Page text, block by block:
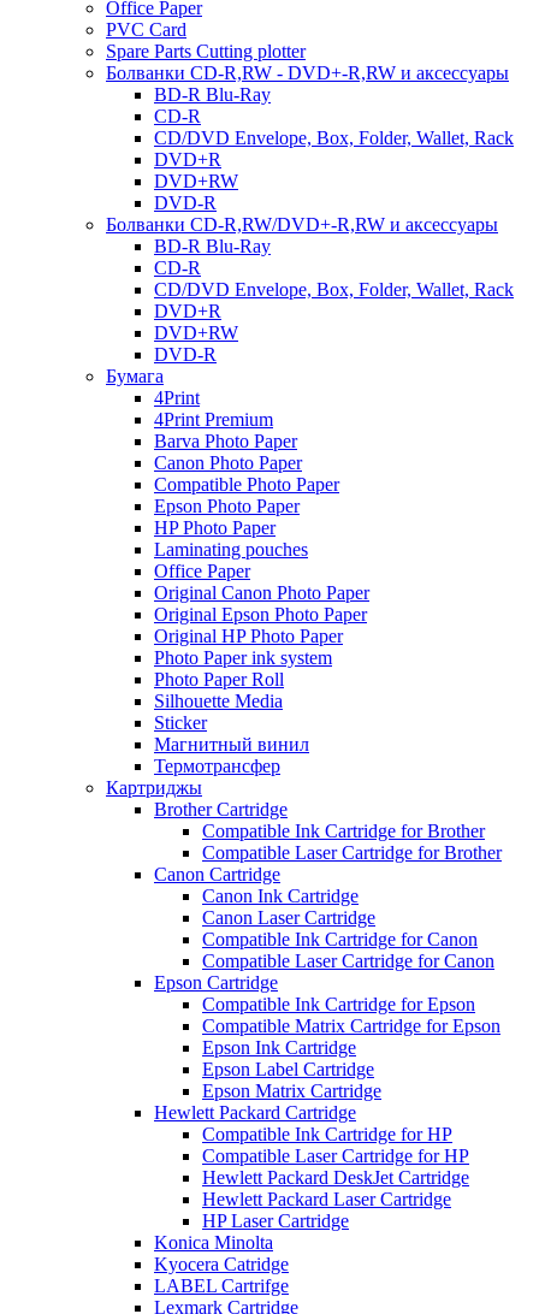
Office Paper
PVC Card
Spare Parts Cutting plotter
Болванки CD-R,RW - DVD+-R,RW и аксессуары
BD-R Blu-Ray
CD-R
CD/DVD Envelope, Box, Folder, Wallet, Rack
DVD+R
DVD+RW
DVD-R
Болванки CD-R,RW/DVD+-R,RW и аксессуары
BD-R Blu-Ray
CD-R
CD/DVD Envelope, Box, Folder, Wallet, Rack
DVD+R
DVD+RW
DVD-R
Бумага
4Print
4Print Premium
Barva Photo Paper
Canon Photo Paper
Compatible Photo Paper
Epson Photo Paper
HP Photo Paper
Laminating pouches
Office Paper
Original Canon Photo Paper
Original Epson Photo Paper
Original HP Photo Paper
Photo Paper ink system
Photo Paper Roll
Silhouette Media
Sticker
Магнитный винил
Термотрансфер
Картриджы
Brother Cartridge
Compatible Ink Cartridge for Brother
Compatible Laser Cartridge for Brother
Canon Cartridge
Canon Ink Cartridge
Canon Laser Cartridge
Compatible Ink Cartridge for Canon
Compatible Laser Cartridge for Canon
Epson Cartridge
Compatible Ink Cartridge for Epson
Compatible Matrix Cartridge for Epson
Epson Ink Cartridge
Epson Label Cartridge
Epson Matrix Cartridge
Hewlett Packard Cartridge
Compatible Ink Cartridge for HP
Compatible Laser Cartridge for HP
Hewlett Packard DeskJet Cartridge
Hewlett Packard Laser Cartridge
HP Laser Cartridge
Konica Minolta
Kyocera Catridge
LABEL Cartrifge
Lexmark Cartridge